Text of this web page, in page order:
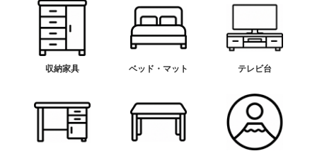
収納家具 ベッド・マット テレビ台